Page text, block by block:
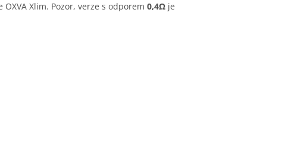
Xlim. Pozor, verze s odporem 0,4Ω je